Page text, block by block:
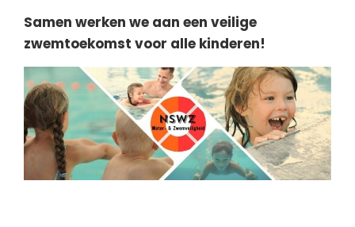
Samen werken we aan een veilige
zwemtoekomst voor alle kinderen!